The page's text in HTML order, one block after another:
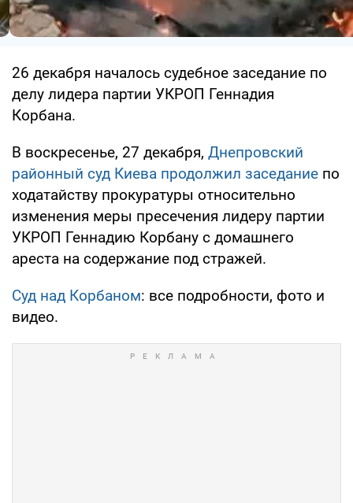
26 декабря началось судебное заседание по
делу лидера партии УКРОП Геннадия
Корбана.
В воскресенье, 27 декабря, Днепровский
районный суд Киева продолжил заседание по
ходатайству прокуратуры относительно
изменения меры пресечения лидеру партии
УКРОП Геннадию Корбану с домашнего
ареста на содержание под стражей.
Суд над Корбаном: все подробности, фото и
видео.